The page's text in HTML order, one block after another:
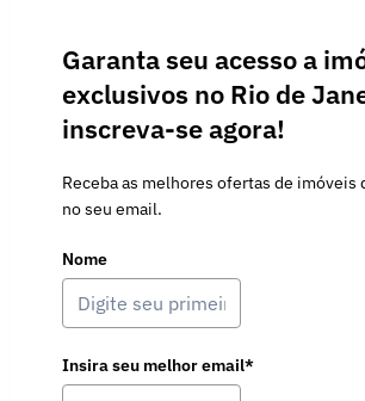
Garanta seu acesso a
exclusivos no Rio de
inscreva-se agora!
Receba as melhores ofertas de imóveis
no seu email.
Nome
Insira seu melhor email*